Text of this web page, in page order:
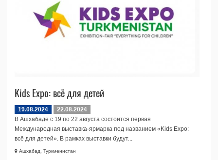
Kids Expo: всё для детей
19.08.2024
22.08.2024
В Ашхабаде с 19 по 22 августа состоится первая
Международная выставка-ярмарка под названием «Kids Expo:
всё для детей». В рамках выставки будут...
Ашхабад, Туркменистан